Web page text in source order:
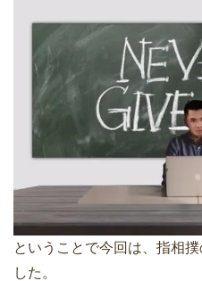
ということで今回は、指相
した。